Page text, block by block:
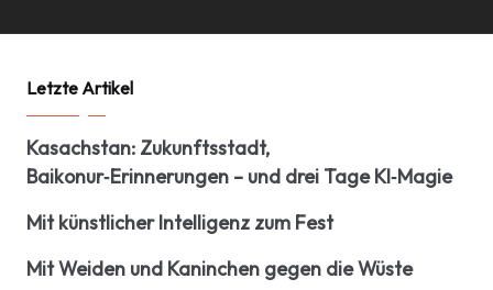
Letzte Artikel
Kasachstan: Zukunftsstadt,
Baikonur‑Erinnerungen – und drei Tage KI‑Magie
Mit künstlicher Intelligenz zum Fest
Mit Weiden und Kaninchen gegen die Wüste